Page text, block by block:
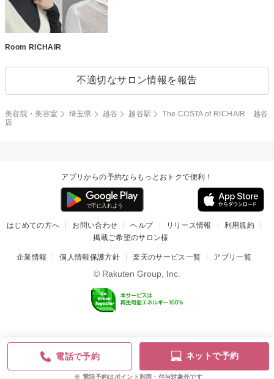
Room RICHAIR
不適切なサロン情報を報告
電話で予約 ネットで予約
電話予約はポイント利用・付与対象外です
美容院・美容室 埼玉県 越谷 越谷駅
The COSTA of RICHAIR 越谷
店
アプリからの予約ならもっとおトクで便利！
はじめての方へ お問い合わせ ヘルプ リリース情報
利用規約
掲載ご希望のサロン様
企業情報 個人情報保護方針 楽天のサービス一覧 アプリ一覧
© Rakuten Group, Inc.